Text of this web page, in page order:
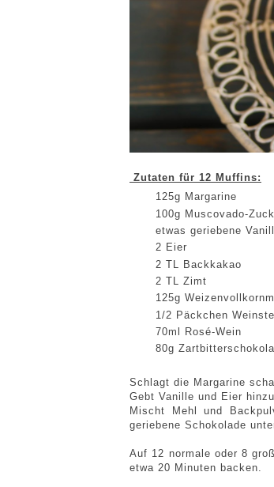
Zutaten für 12 Muffins:
125g Margarine
100g Muscovado-
etwas geriebene
2 Eier
2 TL Backkakao
2 TL Zimt
125g
1/2 Päckchen
70ml Rosé-Wein
80g
Schlagt die Margarine
Gebt Vanille und Eier
Mischt Mehl und
geriebene Schokolade
Auf 12 normale oder 8
etwa 20 Minuten backen.